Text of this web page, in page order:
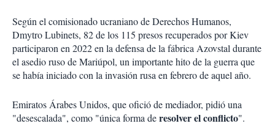
Según el comisionado ucraniano de Derechos Humanos,
Dmytro Lubinets, 82 de los 115 presos recuperados por Kiev
participaron en 2022 en la defensa de la fábrica Azovstal durante
el asedio ruso de Mariúpol, un importante hito de la guerra que
se había iniciado con la invasión rusa en febrero de aquel año.
Emiratos Árabes Unidos, que ofició de mediador, pidió una
"desescalada", como "única forma deresolver el conflicto".